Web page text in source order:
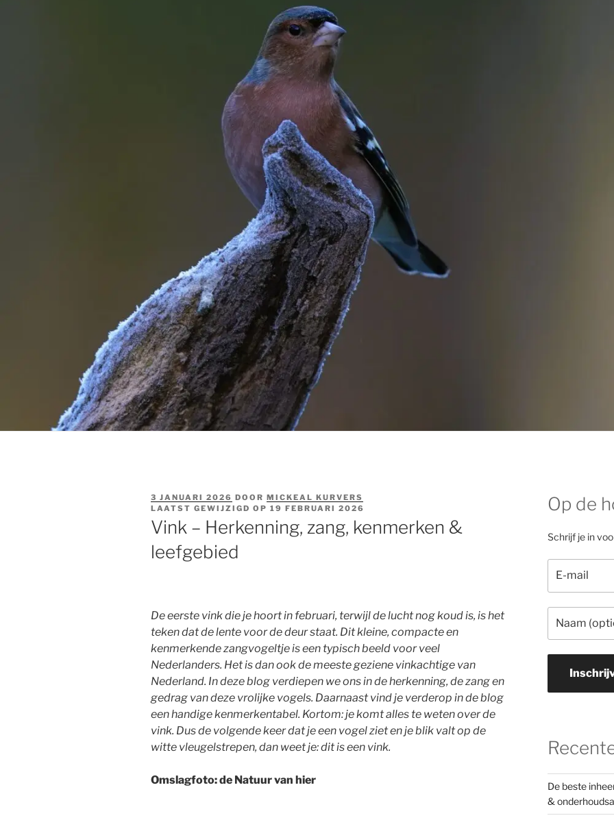
GEPLAATST
OP
3 JANUARI 2026 DOOR MICKEAL KURVERS
LAATST GEWIJZIGD OP 19 FEBRUARI 2026
Vink – Herkenning, zang, kenmerken &
leefgebied
De eerste vink die je hoort in februari, terwijl de lucht nog koud is, is het
teken dat de lente voor de deur staat. Dit kleine, compacte en
kenmerkende zangvogeltje is een typisch beeld voor veel
Nederlanders. Het is dan ook de meeste geziene vinkachtige van
Nederland. In deze blog verdiepen we ons in de herkenning, de zang en
gedrag van deze vrolijke vogels. Daarnaast vind je verderop in de blog
een handige kenmerkentabel. Kortom: je komt alles te weten over de
vink. Dus de volgende keer dat je een vogel ziet en je blik valt op de
witte vleugelstrepen, dan weet je: dit is een vink.
Omslagfoto: de Natuur van hier
Op de
Schrijf je in
De beste
&